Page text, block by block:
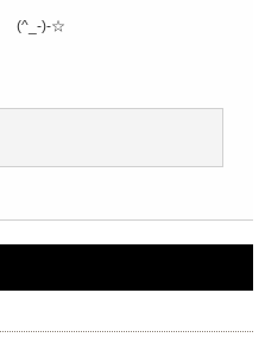
(^_-)-☆